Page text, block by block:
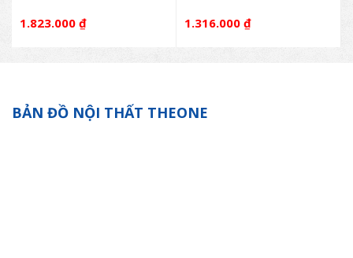
1.823.000 ₫ 1.316.000 ₫
BẢN ĐỒ NỘI THẤT THEONE